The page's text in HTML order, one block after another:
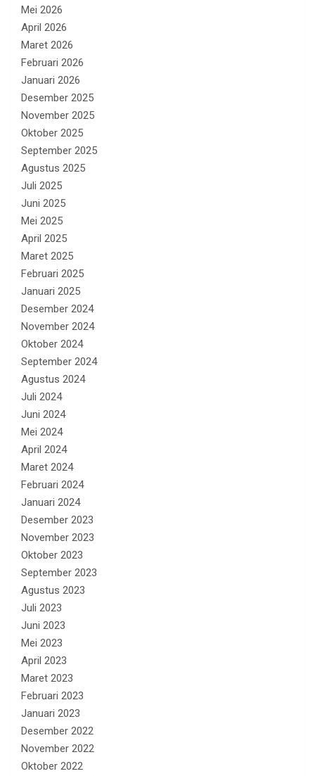
Mei 2026
April 2026
Maret 2026
Februari 2026
Januari 2026
Desember 2025
November 2025
Oktober 2025
September 2025
Agustus 2025
Juli 2025
Juni 2025
Mei 2025
April 2025
Maret 2025
Februari 2025
Januari 2025
Desember 2024
November 2024
Oktober 2024
September 2024
Agustus 2024
Juli 2024
Juni 2024
Mei 2024
April 2024
Maret 2024
Februari 2024
Januari 2024
Desember 2023
November 2023
Oktober 2023
September 2023
Agustus 2023
Juli 2023
Juni 2023
Mei 2023
April 2023
Maret 2023
Februari 2023
Januari 2023
Desember 2022
November 2022
Oktober 2022